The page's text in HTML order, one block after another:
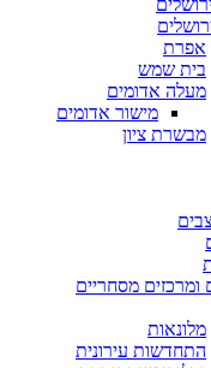
אפרת
בית שמש
מעלה אדומים
מישור אדומים
מבשרת ציון
ומרכזים מסחריים
מלונאות
התחדשות עירונית